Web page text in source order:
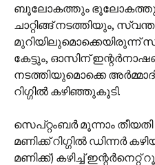
ബൂലോകത്തും
ചാറ്റിങ്ങ് നടത്തിയും,
മുറിയിലുമൊക്കെയിരുന്ന്
കേട്ടും, ഓസിന്
നടത്തിയുമൊക്കെ
റിഗ്ഗില്‍ കഴിഞ്ഞുകൂടി.
സെപ്റ്റംബര്‍ മൂന്നാം
മണിക്ക് റിഗ്ഗില്‍ ഡിന്നര്‍
മണിക്ക്) കഴിച്ച് ഇന്റര്‍നെറ്റ്